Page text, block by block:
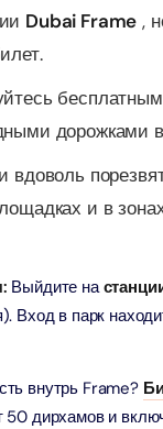
Dubai Frame ,
дорожками
вдоволь
и в
Выйдите на
Вход в парк
внутрь Frame?
50 дирхамов и